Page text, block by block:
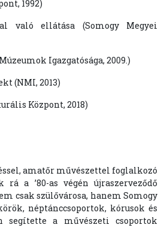
1992)
való ellátása (Somogy Megyei
Igazgatósága, 2009.)
(NMI, 2013)
Központ, 2018)
amatőr művészettel foglalkozó
a ’80-as végén újraszerveződő
csak szülővárosa, hanem Somogy
néptánccsoportok, kórusok és
segítette a művészeti csoportok